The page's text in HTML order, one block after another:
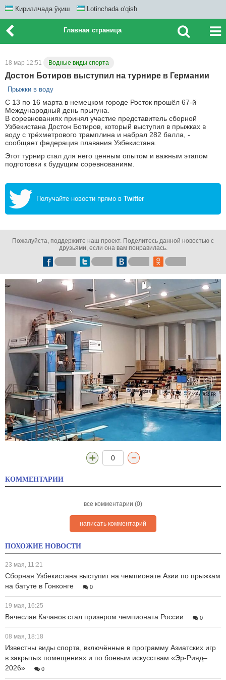
Кириллчада ўқиш Lotinchada o'qish
Главная страница
18 мар 12:51 Водные виды спорта
Достон Ботиров выступил на турнире в Германии
Прыжки в воду
С 13 по 16 марта в немецком городе Росток прошёл 67-й
Международный день прыгуна.
В соревнованиях принял участие представитель сборной
Узбекистана Достон Ботиров, который выступил в прыжках в
воду с трёхметрового трамплина и набрал 282 балла, -
сообщает федерация плавания Узбекистана.
Этот турнир стал для него ценным опытом и важным этапом
подготовки к будущим соревнованиям.
Получайте новости прямо в Twitter
Пожалуйста, поддержите наш проект. Поделитесь данной новостью с
друзьями, если она вам понравилась.
0
КОММЕНТАРИИ
все комментарии (0)
написать комментарий
ПОХОЖИЕ НОВОСТИ
23 мая, 11:21
Сборная Узбекистана выступит на чемпионате Азии по прыжкам
на батуте в Гонконге
0
19 мая, 16:25
Вячеслав Качанов стал призером чемпионата России 0
08 мая, 18:18
Известны виды спорта, включённые в программу Азиатских игр
в закрытых помещениях и по боевым искусствам «Эр-Рияд–
2026»
0